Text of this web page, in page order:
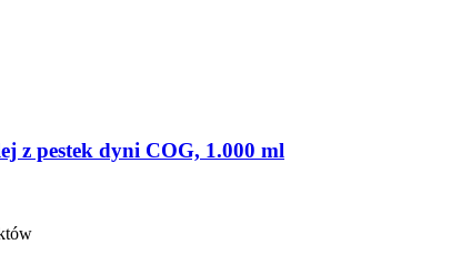
z pestek dyni COG, 1.000 ml